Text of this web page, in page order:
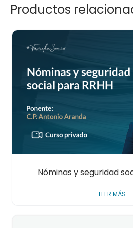
Productos
Nóminas y seguridad
LEER MÁS